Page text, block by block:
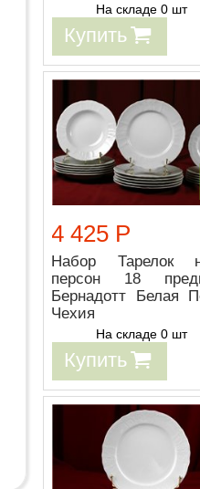
На складе 0 шт
Купить
4 425 Р
Набор Тарелок
персон 18
Бернадотт Белая
Чехия
На складе 0 шт
Купить